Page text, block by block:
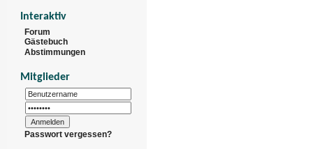
Interaktiv
Forum
Gästebuch
Abstimmungen
Mitglieder
Passwort vergessen?